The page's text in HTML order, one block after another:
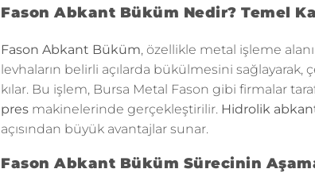
Fason Abkant Büküm Nedir? Temel
Fason Abkant Büküm, özellikle metal işleme
levhaların belirli açılarda bükülmesini
kılar. Bu işlem, Bursa Metal Fason gibi firmalar
pres makinelerinde gerçekleştirilir. Hidrolik
açısından büyük avantajlar sunar.
Fason Abkant Büküm Sürecinin